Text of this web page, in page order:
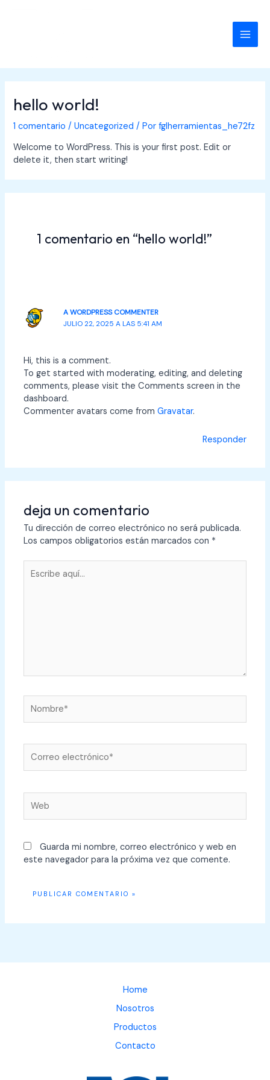
hello world!
1 comentario /Uncategorized / Porfglherramientas_he72fz
Welcome to WordPress. This is your first post. Edit or
delete it, then start writing!
1 comentario en “hello world!”
A WORDPRESS COMMENTER
JULIO 22, 2025 A LAS 5:41 AM
Hi, this is a comment.
To get started with moderating, editing, and deleting
comments, please visit the Comments screen in the
dashboard.
Commenter avatars come fromGravatar.
Responder
deja un comentario
Tu dirección de correo electrónico no será publicada.
Los campos obligatorios están marcados con *
aquí...
electrónico*
Guarda mi nombre, correo electrónico y web en
este navegador para la próxima vez que comente.
Home
Nosotros
Productos
Contacto